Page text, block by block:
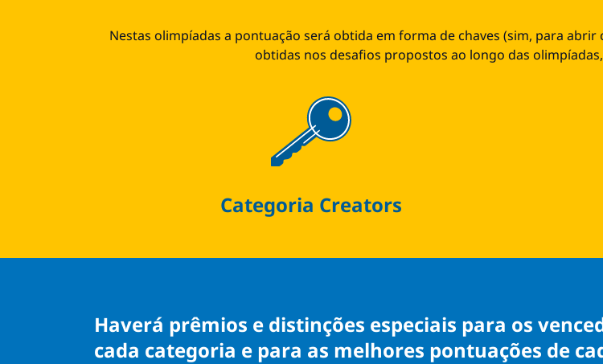
Nestas olimpíadas a pontuação será obtida em forma de chaves (sim, para
obtidas nos desafios propostos ao longo das
Categoria Creators
Haverá prêmios e distinções especiais para os
cada categoria e para as melhores pontuações de